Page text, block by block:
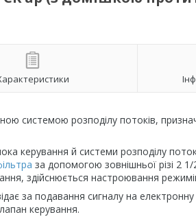
системою розподілу потоків,
керування й системи розподілу
за допомогою зовнішньої різі 2
здійснюється настроювання
за подавання сигналу на
керування.